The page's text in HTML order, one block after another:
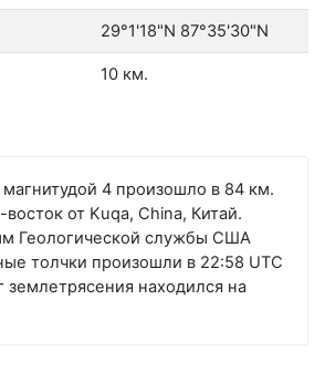
29°1'18"N 87°35'30"N
10 км.
4 произошло в 84 км.
от Kuqa, China, Китай.
Геологической службы США
толчки произошли в 22:58 UTC
землетрясения находился на